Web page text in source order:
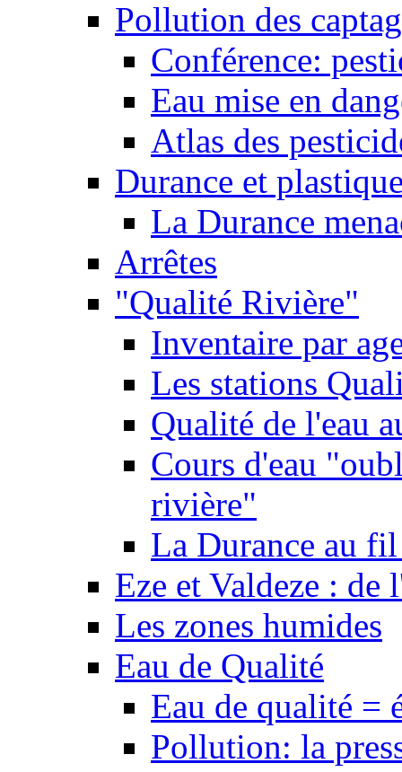
Pollution des
Conférence:
Eau mise en
Atlas des
Durance et
La Durance
Arrêtes
"Qualité Rivière"
Inventaire par
Les stations
Qualité de l'eau
Cours d'eau
rivière"
La Durance au
Eze et Valdeze : de
Les zones humides
Eau de Qualité
Eau de qualité =
Pollution: la